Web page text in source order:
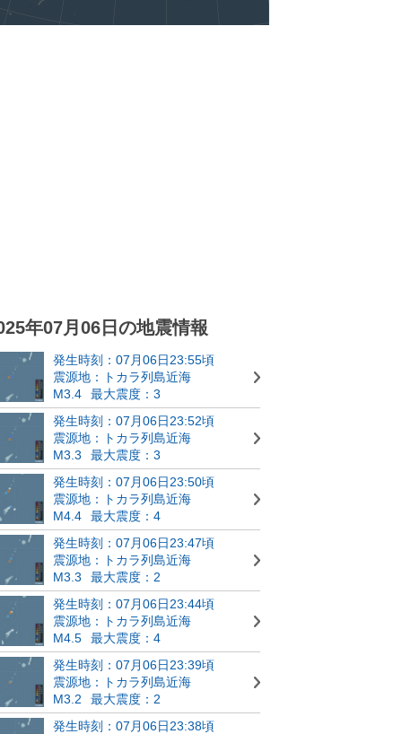
年07月06日の地震情報
発生時刻：07月06日23:55頃
震源地：トカラ列島近海
M3.4
最大震度：3
発生時刻：07月06日23:52頃
震源地：トカラ列島近海
M3.3
最大震度：3
発生時刻：07月06日23:50頃
震源地：トカラ列島近海
M4.4
最大震度：4
発生時刻：07月06日23:47頃
震源地：トカラ列島近海
M3.3
最大震度：2
発生時刻：07月06日23:44頃
震源地：トカラ列島近海
M4.5
最大震度：4
発生時刻：07月06日23:39頃
震源地：トカラ列島近海
M3.2
最大震度：2
発生時刻：07月06日23:38頃